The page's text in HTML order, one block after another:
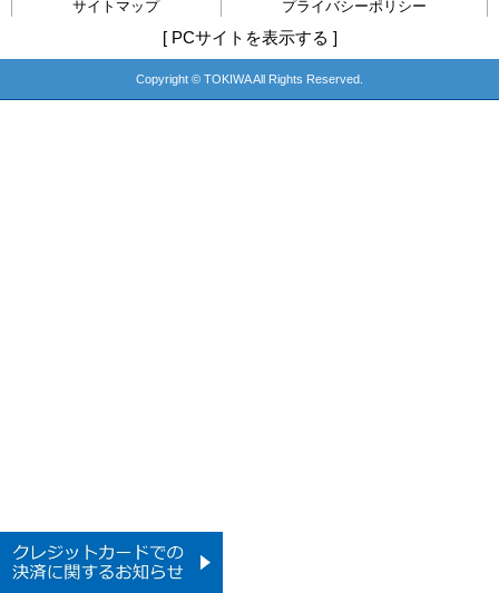
サイトマップ
プライバシーポリシー
[ PCサイトを表示する ]
Copyright © TOKIWA All Rights Reserved.